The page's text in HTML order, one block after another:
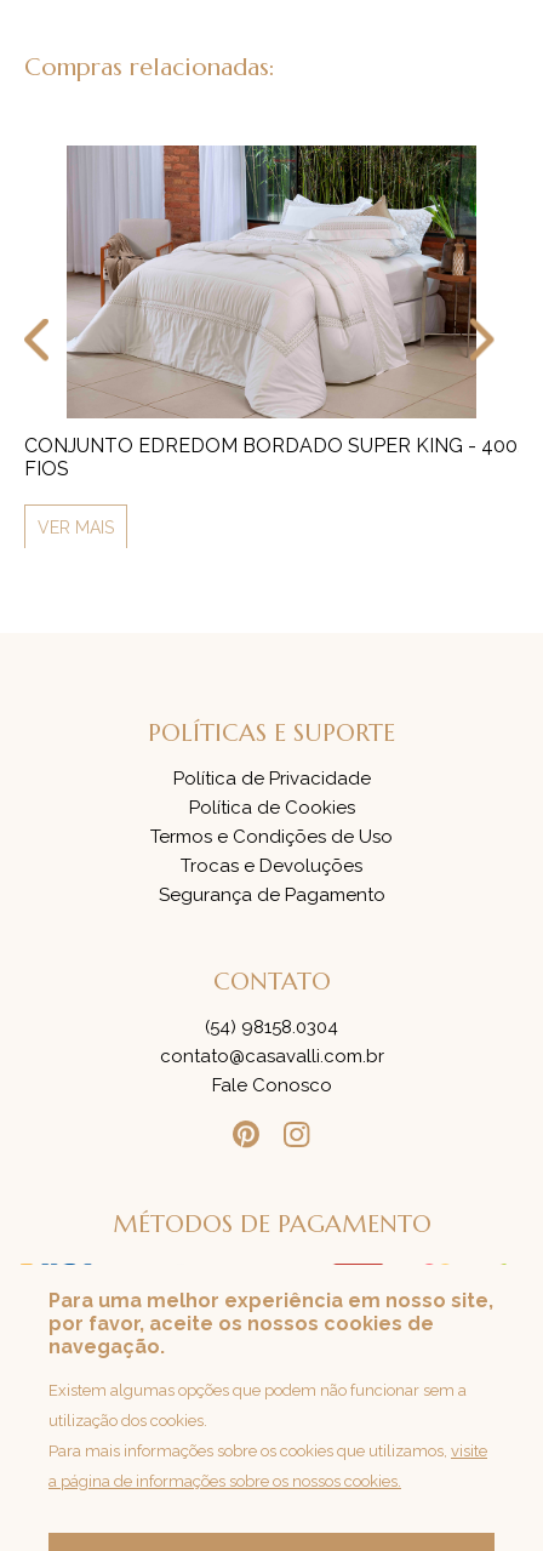
Compras relacionadas:
CONJUNTO EDREDOM BORDADO SUPER KING - 400
FIOS
VER MAIS
POLÍTICAS E SUPORTE
Política de Privacidade
Política de Cookies
Termos e Condições de Uso
Trocas e Devoluções
Segurança de Pagamento
CONTATO
(54) 98158.0304
contato@casavalli.com.br
Fale Conosco
MÉTODOS DE PAGAMENTO
SEGURANÇA
Para uma melhor experiência em nosso site,
por favor, aceite os nossos cookies de
navegação.
Existem algumas opções que podem não funcionar sem a
utilização dos cookies.
Para mais informações sobre os cookies que utilizamos, visite
a página de informações sobre os nossos cookies.